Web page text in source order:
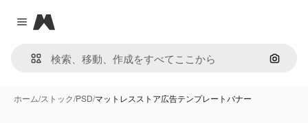
Close menu
Magnific
画像で
ホーム/ストック/PSD/マットレスストア広告テンプレートバナー